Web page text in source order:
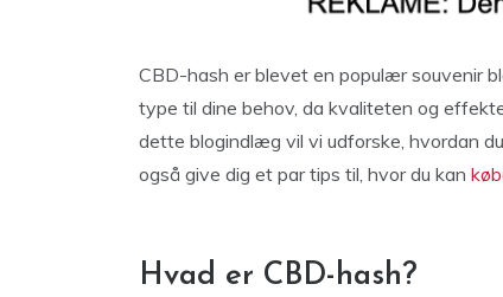
CBD-hash er blevet en populær souvenir
type til dine behov, da kvaliteten og
dette blogindlæg vil vi udforske, hvordan
også give dig et par tips til, hvor du kan
Hvad er CBD-hash?